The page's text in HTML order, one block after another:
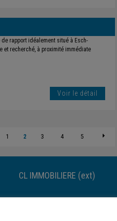
rapport idéalement situé à Esch-
et recherché, à proximité immédiate
Voir le détail
1 2 3 4 5
CL IMMOBILIERE (ext)